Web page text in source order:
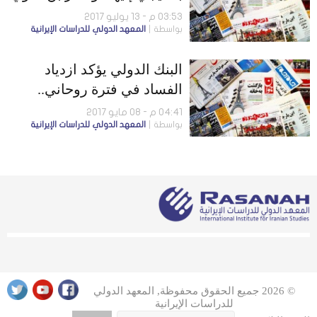
يحمل رسالة
03:53 م - 13 يوليو 2017
بواسطة المعهد الدولي للدراسات الإيرانية
البنك الدولي يؤكد ازدياد
الفساد في فترة روحاني..
والحكومة تتجاهل مطالب أهل
السنة
04:41 م - 08 مايو 2017
بواسطة المعهد الدولي للدراسات الإيرانية
© 2026 جميع الحقوق محفوظة, المعهد الدولي
للدراسات الإيرانية